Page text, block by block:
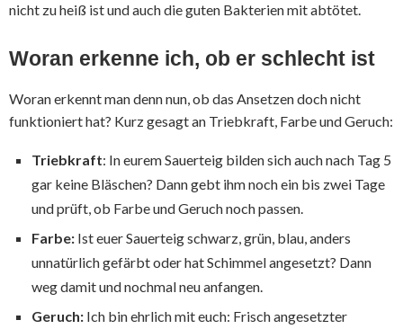
nicht zu heiß ist und auch die guten Bakterien mit abtötet.
Woran erkenne ich, ob er schlecht ist
Woran erkennt man denn nun, ob das Ansetzen doch nicht
funktioniert hat? Kurz gesagt an Triebkraft, Farbe und Geruch:
Triebkraft: In eurem Sauerteig bilden sich auch nach Tag 5
gar keine Bläschen? Dann gebt ihm noch ein bis zwei Tage
und prüft, ob Farbe und Geruch noch passen.
Farbe: Ist euer Sauerteig schwarz, grün, blau, anders
unnatürlich gefärbt oder hat Schimmel angesetzt? Dann
weg damit und nochmal neu anfangen.
Geruch: Ich bin ehrlich mit euch: Frisch angesetzter